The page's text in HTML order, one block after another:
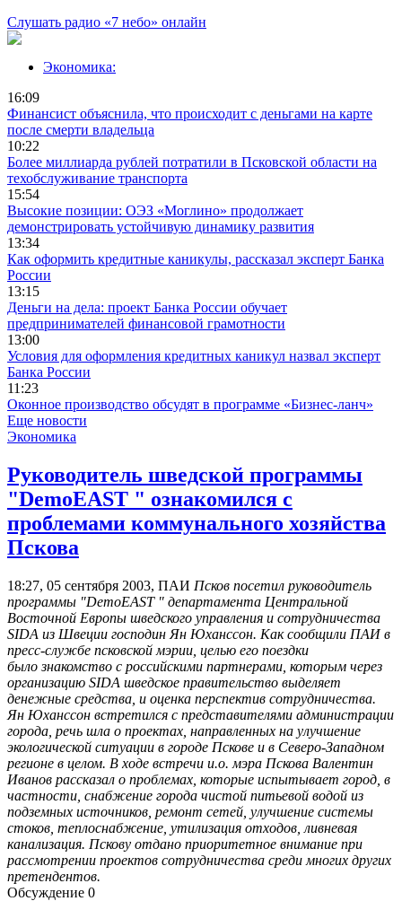
Слушать радио «7 небо» онлайн
Экономика:
16:09
Финансист объяснила, что происходит с деньгами на карте
после смерти владельца
10:22
Более миллиарда рублей потратили в Псковской области на
техобслуживание транспорта
15:54
Высокие позиции: ОЭЗ «Моглино» продолжает
демонстрировать устойчивую динамику развития
13:34
Как оформить кредитные каникулы, рассказал эксперт Банка
России
13:15
Деньги на дела: проект Банка России обучает
предпринимателей финансовой грамотности
13:00
Условия для оформления кредитных каникул назвал эксперт
Банка России
11:23
Оконное производство обсудят в программе «Бизнес-ланч»
Еще новости
Экономика
Руководитель шведской программы
"DemoEAST " ознакомился с
проблемами коммунального хозяйства
Пскова
18:27, 05 сентября 2003, ПАИ Псков посетил руководитель
программы "DemoEAST " департамента Центральной
Восточной Европы шведского управления и сотрудничества
SIDA из Швеции господин Ян Юханссон. Как сообщили ПАИ в
пресс-службе псковской мэрии, целью его поездки
было знакомство с российскими партнерами, которым через
организацию SIDA шведское правительство выделяет
денежные средства, и оценка перспектив сотрудничества.
Ян Юханссон встретился с представителями администрации
города, речь шла о проектах, направленных на улучшение
экологической ситуации в городе Пскове и в Северо-Западном
регионе в целом. В ходе встречи и.о. мэра Пскова Валентин
Иванов рассказал о проблемах, которые испытывает город, в
частности, снабжение города чистой питьевой водой из
подземных источников, ремонт сетей, улучшение системы
стоков, теплоснабжение, утилизация отходов, ливневая
канализация. Пскову отдано приоритетное внимание при
рассмотрении проектов сотрудничества среди многих других
претендентов.
Обсуждение 0